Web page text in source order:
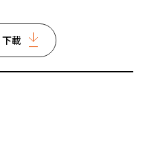
下載